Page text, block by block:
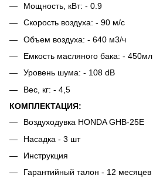
Мощность, кВт: - 0.9
Скорость воздуха: - 90 м/с
Объем воздуха: - 640 м3/ч
Емкость масляного бака: - 450мл
Уровень шума: - 108 dB
Вес, кг: - 4,5
КОМПЛЕКТАЦИЯ:
Воздуходувка HONDA GHB-25E
Насадка - 3 шт
Инструкция
Гарантийный талон - 12 месяцев